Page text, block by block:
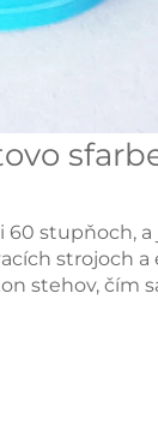
stupňoch, a
strojoch a
stehov, čím